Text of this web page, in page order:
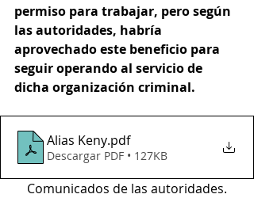
permiso para trabajar, pero según
las autoridades, habría
aprovechado este beneficio para
seguir operando al servicio de
dicha organización criminal.
Alias Keny.pdf
Descargar PDF • 127KB
Comunicados de las autoridades.